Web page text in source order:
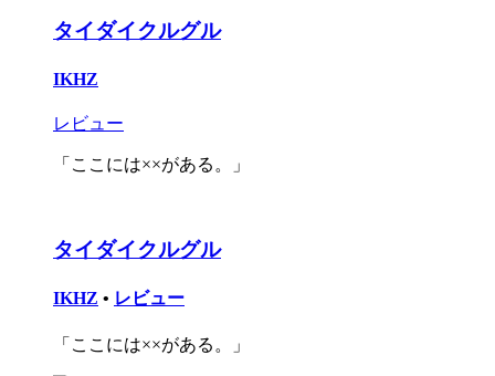
タイダイクルグル
IKHZ
レビュー
「ここには××がある。」
タイダイクルグル
IKHZ • レビュー
「ここには××がある。」